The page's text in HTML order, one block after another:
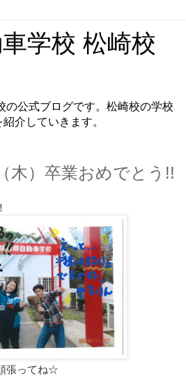
学校 松崎校
の公式ブログです。松崎校の学校
介していきます。
木）卒業おめでとう!!
張ってね☆